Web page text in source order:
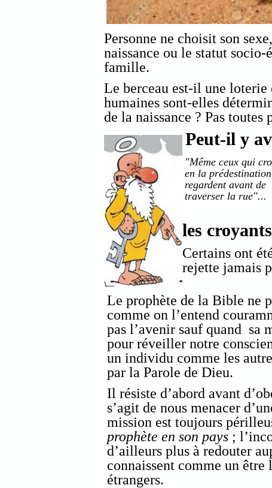
Personne ne choisit son
naissance ou le statut socio-
famille.
Le berceau est-il une loterie
humaines sont-elles
de la naissance ? Pas toutes
Peut-il y
Le prophète de la Bible ne
comme on l’entend
pas l’avenir sauf quand sa
pour réveiller notre
un individu comme les
par la Parole de Dieu.
Il résiste d’abord avant
s’agit de nous menacer
mission est toujours
prophète en son pays ;
d’ailleurs plus à redouter
connaissent comme un être
étrangers.
"Même ceux qui
en la prédestination
regardent avant de
traverser la rue"...
les
Certains ont
rejette jamais